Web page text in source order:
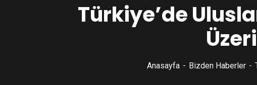
Türkiye’de
Anasayfa Bizden Haberler